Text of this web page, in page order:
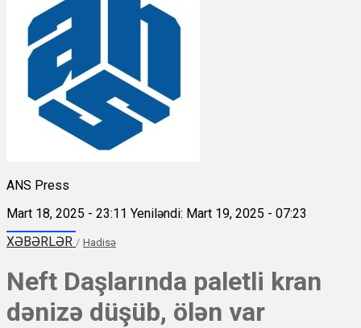
ANS Press
Mart 18, 2025 - 23:11 Yeniləndi: Mart 19, 2025 - 07:23
XƏBƏRLƏR / Hadisə
Neft Daşlarında paletli kran
dənizə düşüb, ölən var